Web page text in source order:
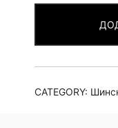
CATEGORY: